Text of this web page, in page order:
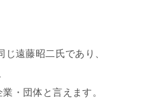
遠藤昭二氏であり、
・団体と言えます。